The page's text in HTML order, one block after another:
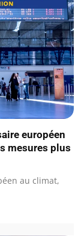
européen
mesures plus
au climat,